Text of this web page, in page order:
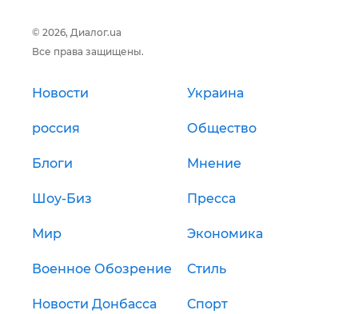
© 2026, Диалог.ua
Все права защищены.
Новости Украина
россия Общество
Блоги Мнение
Шоу-Биз Пресса
Мир Экономика
Военное Обозрение Стиль
Новости Донбасса Спорт